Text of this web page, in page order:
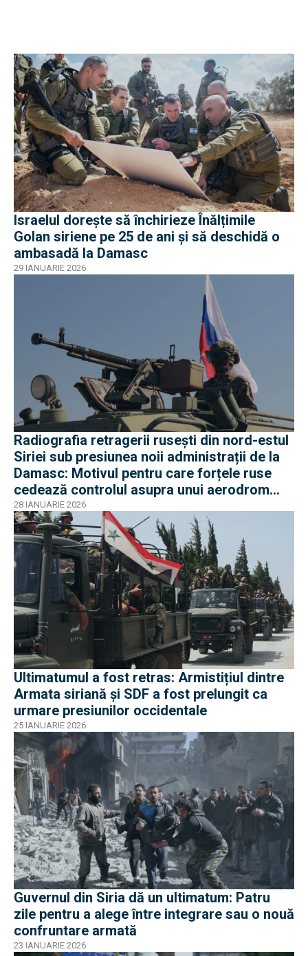
Israelul dorește să închirieze Înălțimile
Golan siriene pe 25 de ani și să deschidă o
ambasadă la Damasc
29 IANUARIE 2026
Radiografia retragerii rusești din nord-estul
Siriei sub presiunea noii administrații de la
Damasc: Motivul pentru care forțele ruse
cedează controlul asupra unui aerodrom
strategic
28 IANUARIE 2026
Ultimatumul a fost retras: Armistițiul dintre
Armata siriană și SDF a fost prelungit ca
urmare presiunilor occidentale
25 IANUARIE 2026
Guvernul din Siria dă un ultimatum: Patru
zile pentru a alege între integrare sau o nouă
confruntare armată
23 IANUARIE 2026